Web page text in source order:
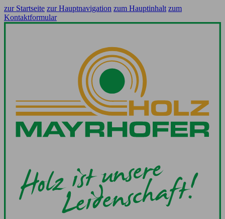
zur Startseite zur Hauptnavigation zum Hauptinhalt zum
Kontaktformular